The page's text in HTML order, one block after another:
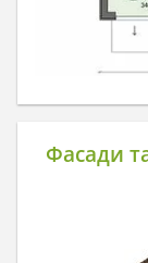
Фасади